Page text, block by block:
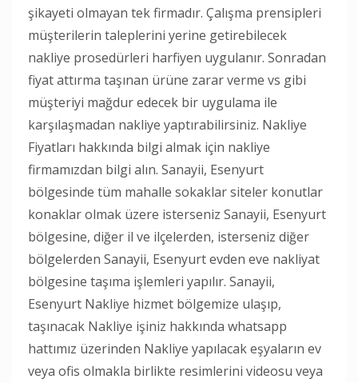
şikayeti olmayan tek firmadır. Çalışma prensipleri
müşterilerin taleplerini yerine getirebilecek
nakliye prosedürleri harfiyen uygulanır. Sonradan
fiyat attırma taşınan ürüne zarar verme vs gibi
müşteriyi mağdur edecek bir uygulama ile
karşılaşmadan nakliye yaptırabilirsiniz. Nakliye
Fiyatları hakkında bilgi almak için nakliye
firmamızdan bilgi alın. Sanayii, Esenyurt
bölgesinde tüm mahalle sokaklar siteler konutlar
konaklar olmak üzere isterseniz Sanayii, Esenyurt
bölgesine, diğer il ve ilçelerden, isterseniz diğer
bölgelerden Sanayii, Esenyurt evden eve nakliyat
bölgesine taşıma işlemleri yapılır. Sanayii,
Esenyurt Nakliye hizmet bölgemize ulaşıp,
taşınacak Nakliye işiniz hakkında whatsapp
hattımız üzerinden Nakliye yapılacak eşyaların ev
veya ofis olmakla birlikte resimlerini videosu veya